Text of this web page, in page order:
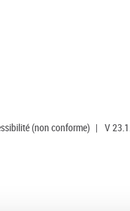
(non conforme) | V